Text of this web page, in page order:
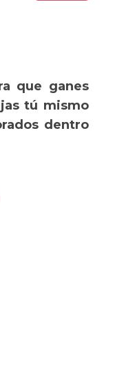
que ganes
tú mismo
dentro